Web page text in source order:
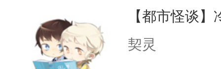
他说：【您
年，存活下
再说一遍。】
用见人，因
言神龙见首不
【都市怪谈
契灵